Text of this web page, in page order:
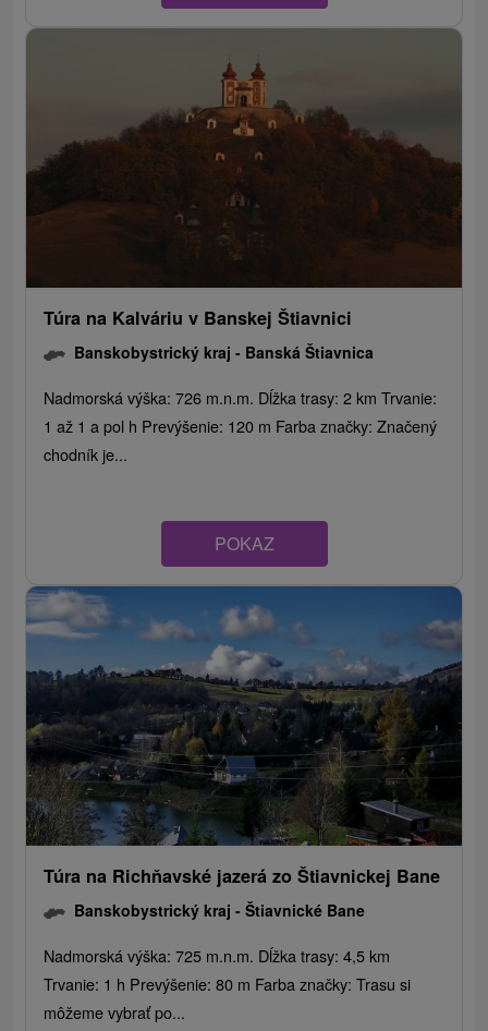
Túra na Kalváriu v Banskej Štiavnici
Banskobystrický kraj - Banská Štiavnica
Nadmorská výška: 726 m.n.m. Dĺžka trasy: 2 km Trvanie:
1 až 1 a pol h Prevýšenie: 120 m Farba značky: Značený
chodník je...
POKAZ
Túra na Richňavské jazerá zo Štiavnickej Bane
Banskobystrický kraj -Štiavnické Bane
Nadmorská výška: 725 m.n.m. Dĺžka trasy: 4,5 km
Trvanie: 1 h Prevýšenie: 80 m Farba značky: Trasu si
môžeme vybrať po...